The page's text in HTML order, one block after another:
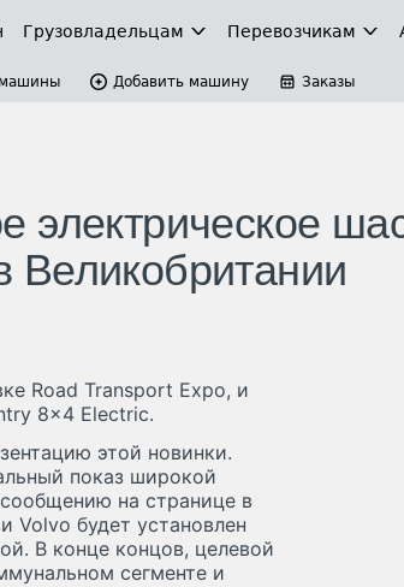
Грузовладельцам Перевозчикам
Добавить машину Заказы
электрическое
Великобритании
Road Transport Expo, и
8x4 Еlectric.
этой новинки.
показ широкой
на странице в
Volvo будет установлен
В конце концов, целевой
сегменте и